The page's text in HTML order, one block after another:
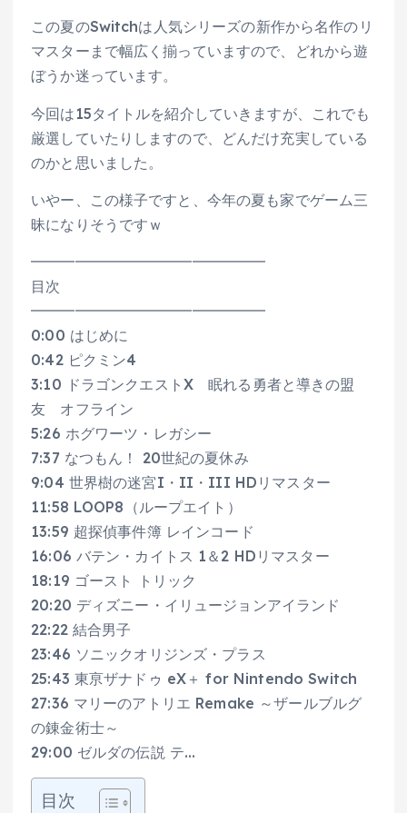
この夏のSwitchは人気シリーズの新作から名作のリ
マスターまで幅広く揃っていますので、どれから遊
ぼうか迷っています。
今回は15タイトルを紹介していきますが、これでも
厳選していたりしますので、どんだけ充実している
のかと思いました。
いやー、この様子ですと、今年の夏も家でゲーム三
昧になりそうですｗ
━━━━━━━━━━━━━━━━
目次
━━━━━━━━━━━━━━━━
0:00 はじめに
0:42 ピクミン4
3:10 ドラゴンクエストX 眠れる勇者と導きの盟
友 オフライン
5:26 ホグワーツ・レガシー
7:37 なつもん！ 20世紀の夏休み
9:04 世界樹の迷宮I・II・III HDリマスター
11:58 LOOP8（ループエイト）
13:59 超探偵事件簿 レインコード
16:06 バテン・カイトス 1＆2 HDリマスター
18:19 ゴースト トリック
20:20 ディズニー・イリュージョンアイランド
22:22 結合男子
23:46 ソニックオリジンズ・プラス
25:43 東亰ザナドゥ eX＋ for Nintendo Switch
27:36 マリーのアトリエ Remake ～ザールブルグ
の錬金術士～
29:00 ゼルダの伝説 テ…
目次